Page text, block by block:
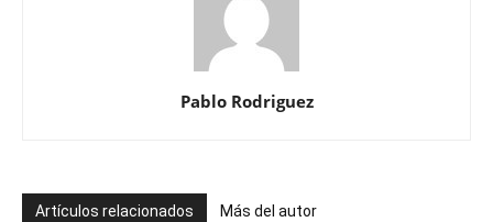
Pablo Rodriguez
Artículos relacionados Más del autor